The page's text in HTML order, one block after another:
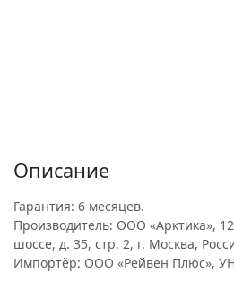
Описание
Гарантия: 6 месяцев.
Производитель: ООО «Арктика»,
шоссе, д. 35, стр. 2, г. Москва,
Импортёр: ООО «Рейвен Плюс»,